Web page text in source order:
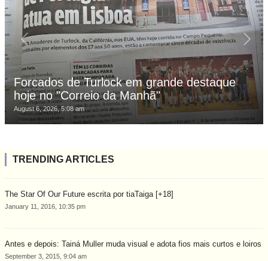
Forcados de Turlock em grande destaque
hoje no "Correio da Manhã"
August 6, 2026, 5:08 am
TRENDING ARTICLES
The Star Of Our Future escrita por tiaTaiga [+18]
January 11, 2016, 10:35 pm
Antes e depois: Tainá Muller muda visual e adota fios mais curtos e loiros
September 3, 2015, 9:04 am